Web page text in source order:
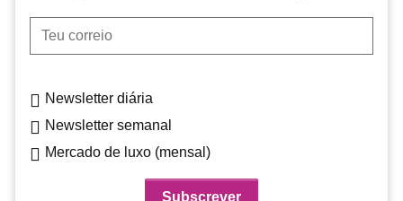
Teu correio
Newsletter diária
Newsletter semanal
Mercado de luxo (mensal)